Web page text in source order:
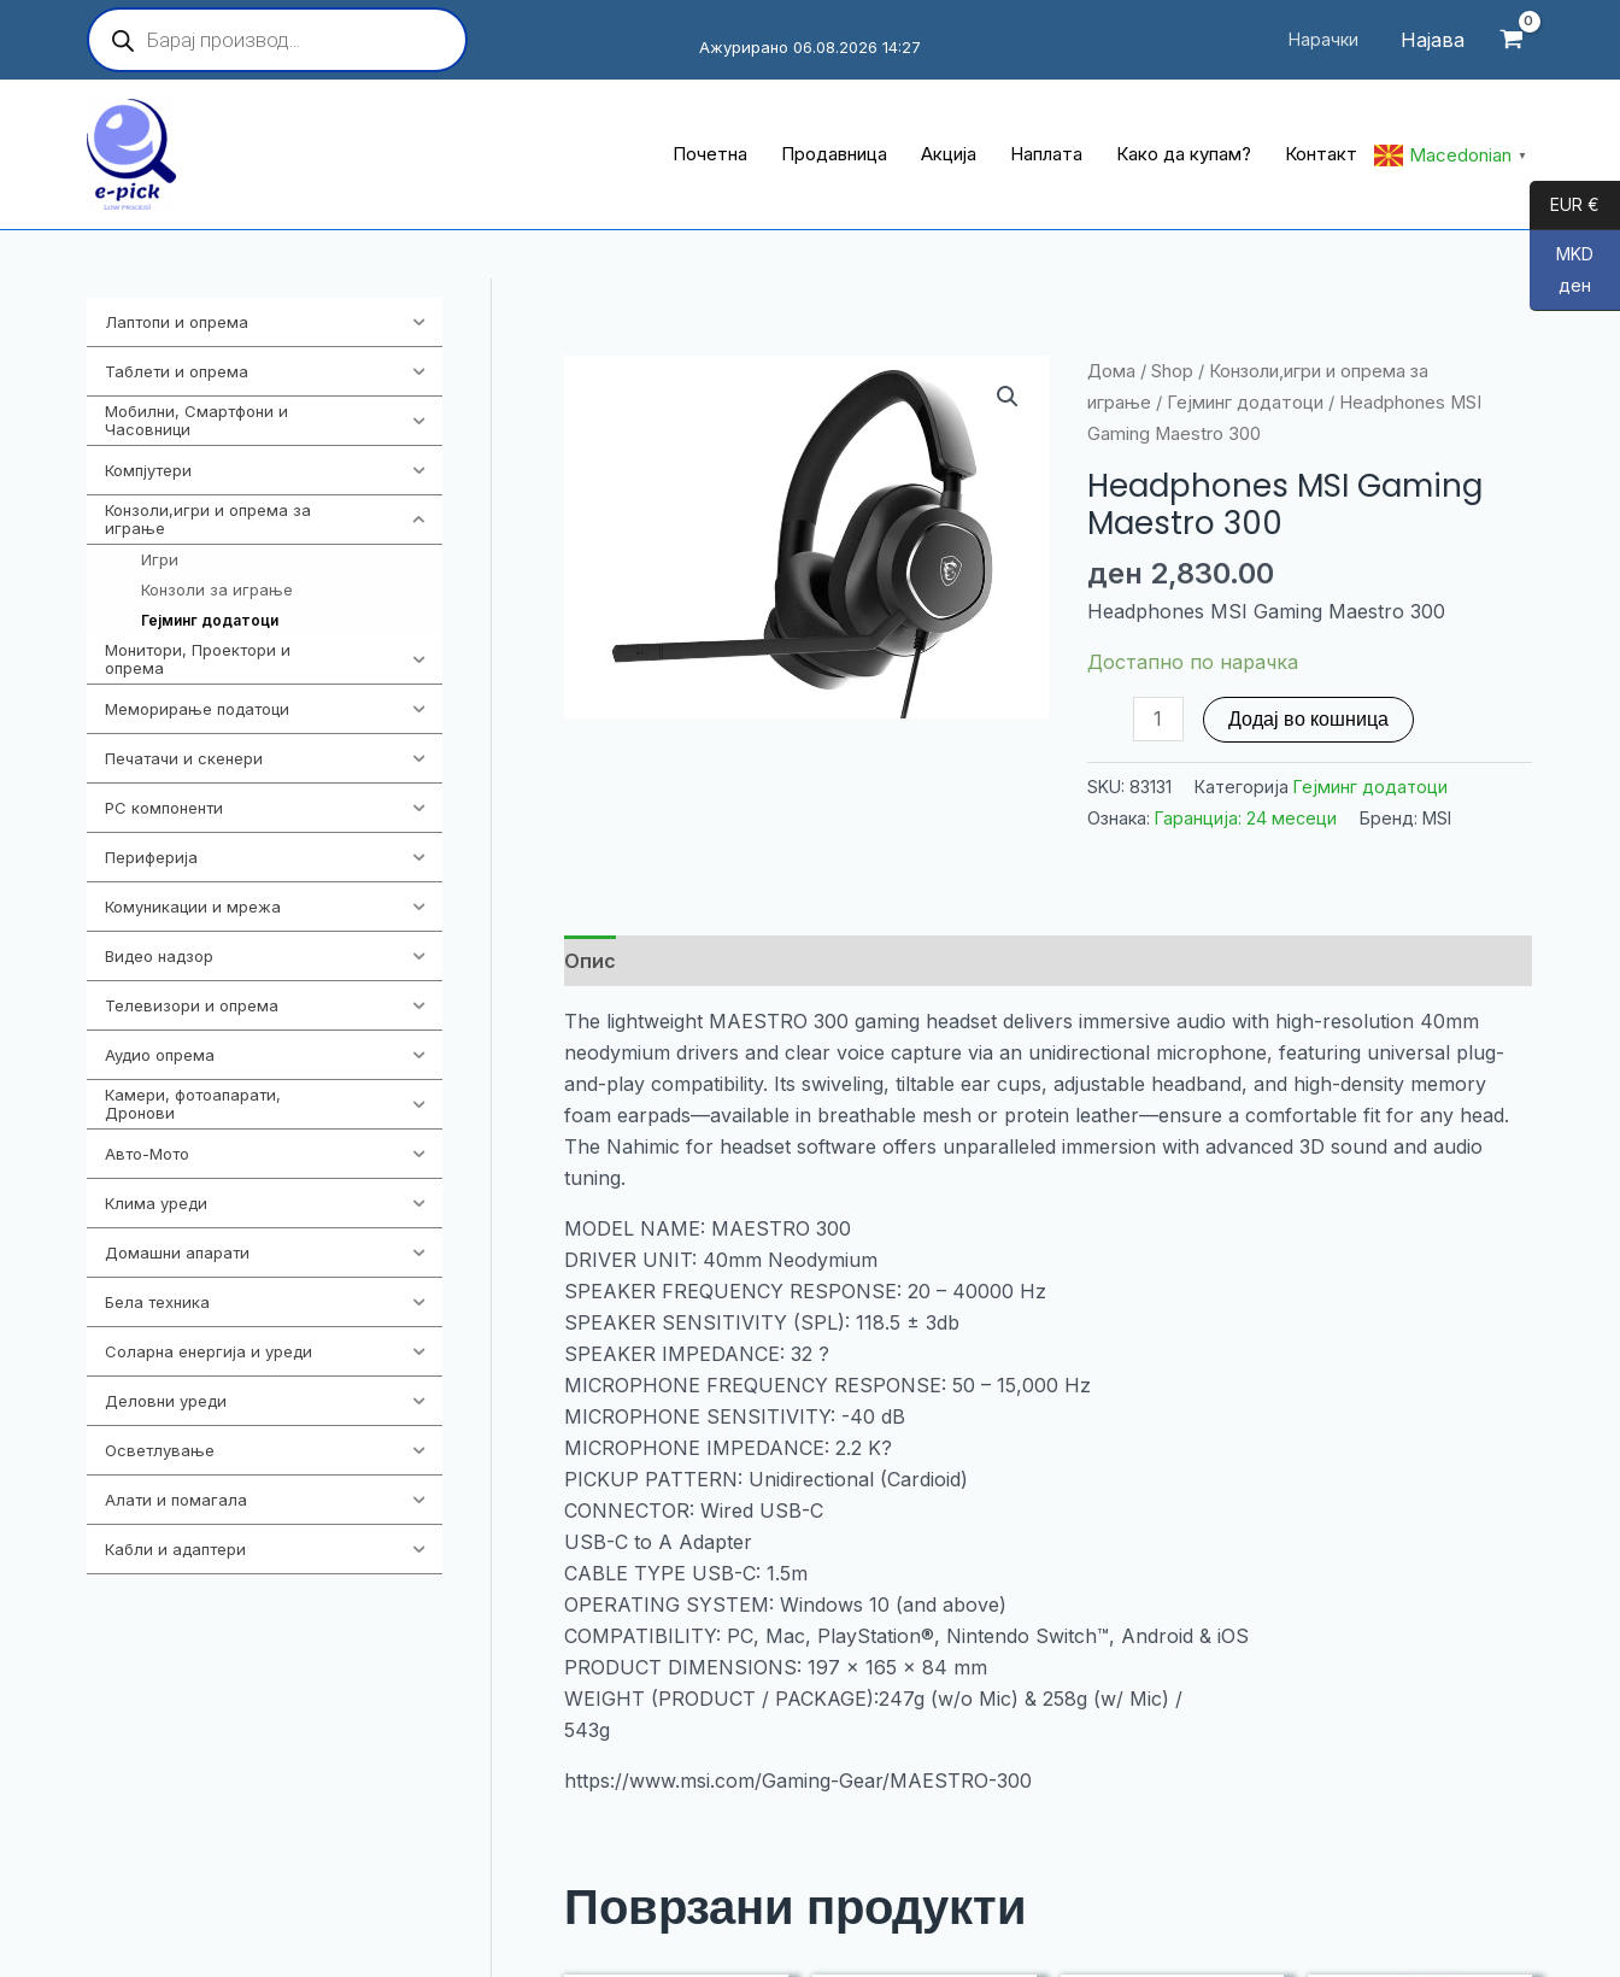
content
Products
search
Нарачки Најава
Ажурирано 06.08.2026 14:27
Почетна Продавница Акција Наплата Како да купам? Контакт Macedonian ▼
Лаптопи и опрема
Таблети и опрема
Мобилни, Смартфони и
Часовници
Компјутери
Конзоли,игри и опрема за
играње
Игри
Конзоли за играње
Гејминг додатоци
Монитори, Проектори и
опрема
Меморирање податоци
Печатачи и скенери
PC компоненти
Периферија
Комуникации и мрежа
Видео надзор
Телевизори и опрема
Аудио опрема
Камери, фотоапарати,
Дронови
Авто-Мото
Клима уреди
Домашни апарати
Бела техника
Соларна енергија и уреди
Деловни уреди
Осветлување
Алати и помагала
Кабли и адаптери
Дома / Shop / Конзоли,игри и опрема за
играње / Гејминг додатоци / Headphones MSI
Gaming Maestro 300
Headphones MSI Gaming
Maestro 300
ден 2,830.00
Headphones MSI Gaming Maestro 300
Достапно по нарачка
Headphones
Додај во кошница
SKU: 83131 Категорија Гејминг додатоци
Ознака: Гаранција: 24 месеци Бренд: MSI
Опис
The lightweight MAESTRO 300 gaming headset delivers immersive audio with high-resolution 40mm
neodymium drivers and clear voice capture via an unidirectional microphone, featuring universal plug-
and-play compatibility. Its swiveling, tiltable ear cups, adjustable headband, and high-density memory
foam earpads—available in breathable mesh or protein leather—ensure a comfortable fit for any head.
The Nahimic for headset software offers unparalleled immersion with advanced 3D sound and audio
tuning.
MODEL NAME: MAESTRO 300
DRIVER UNIT: 40mm Neodymium
SPEAKER FREQUENCY RESPONSE: 20 – 40000 Hz
SPEAKER SENSITIVITY (SPL): 118.5 ± 3db
SPEAKER IMPEDANCE: 32 ?
MICROPHONE FREQUENCY RESPONSE: 50 – 15,000 Hz
MICROPHONE SENSITIVITY: -40 dB
MICROPHONE IMPEDANCE: 2.2 K?
PICKUP PATTERN: Unidirectional (Cardioid)
CONNECTOR: Wired USB-C
USB-C to A Adapter
CABLE TYPE USB-C: 1.5m
OPERATING SYSTEM: Windows 10 (and above)
COMPATIBILITY: PC, Mac, PlayStation®, Nintendo Switch™, Android & iOS
PRODUCT DIMENSIONS: 197 x 165 x 84 mm
WEIGHT (PRODUCT / PACKAGE):247g (w/o Mic) & 258g (w/ Mic) /
543g
https://www.msi.com/Gaming-Gear/MAESTRO-300
Поврзани продукти
EUR €
MKD
ден